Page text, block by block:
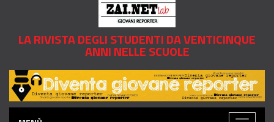
LA RIVISTA DEGLI STUDENTI DA VENTICINQUE
ANNI NELLE SCUOLE